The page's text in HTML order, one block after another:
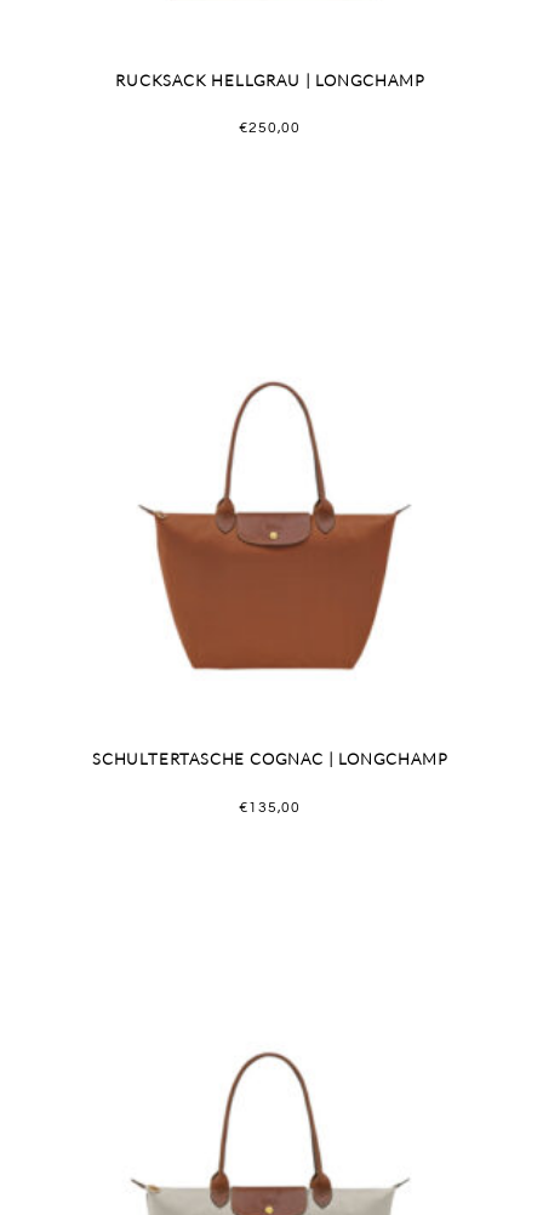
RUCKSACK HELLGRAU | LONGCHAMP
€250,00
SCHULTERTASCHE COGNAC | LONGCHAMP
€135,00